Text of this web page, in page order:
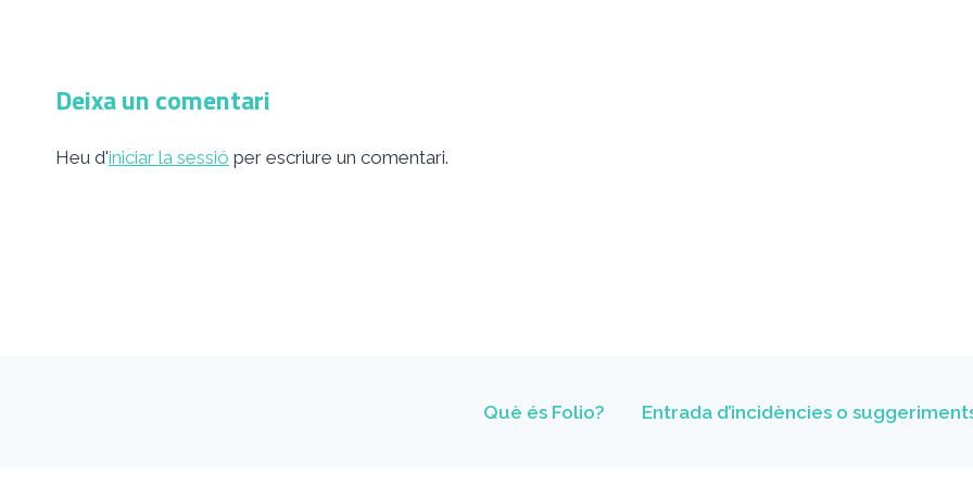
Deixa un comentari
Heu d'iniciar la sessió per escriure un comentari.
Què és Folio? Entrada d’incidències o